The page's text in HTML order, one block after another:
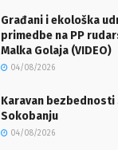
Građani i ekološka
primedbe na PP
Malka Golaja (VIDEO)
04/08/2026
Karavan
Sokobanju
04/08/2026